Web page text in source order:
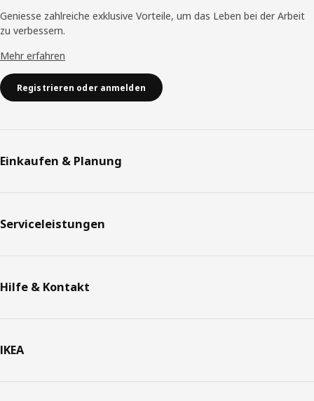
Geniesse zahlreiche exklusive Vorteile, um das Leben bei der Arbeit
zu verbessern.
Mehr erfahren
Registrieren oder anmelden
Einkaufen & Planung
Serviceleistungen
Hilfe & Kontakt
IKEA